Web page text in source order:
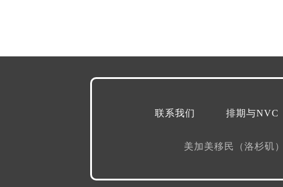
排期与NVC
联系我们
美加美移民（洛杉矶）